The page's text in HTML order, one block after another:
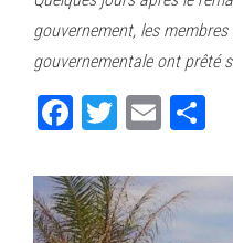
bo
ok
tt
er
ail
er
gouvernement, les
gouvernementale ont prêté
Fa
bo
ok
T
tt
er
E
ail
er